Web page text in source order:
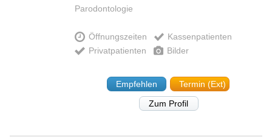
Parodontologie
Öffnungszeiten
Kassenpatienten
Privatpatienten
Bilder
Empfehlen
Termin (Ext)
Zum Profil